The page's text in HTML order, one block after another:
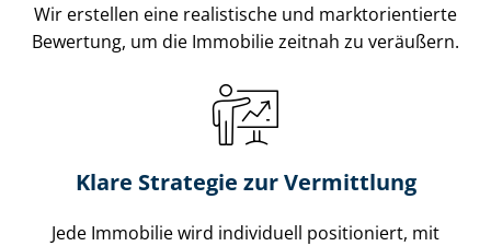
Wir erstellen eine realistische und markt­ori­en­tier­te
Bewertung, um die Immobilie zeitnah zu veräußern.
Klare Strategie zur Vermittlung
Jede Immobilie wird individuell positioniert, mit